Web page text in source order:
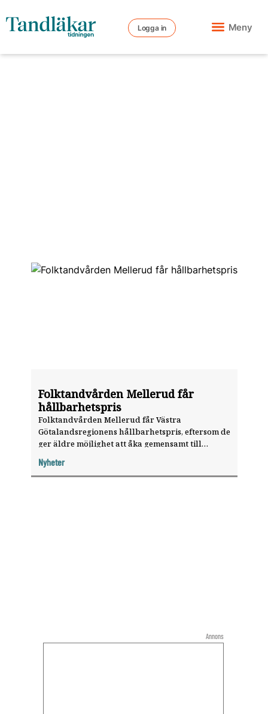
Logga in Meny
Folktandvården Mellerud får
hållbarhetspris
Folktandvården Mellerud får Västra
Götalandsregionens hållbarhetspris, eftersom de
ger äldre möjlighet att åka gemensamt till
Nyheter
Annons